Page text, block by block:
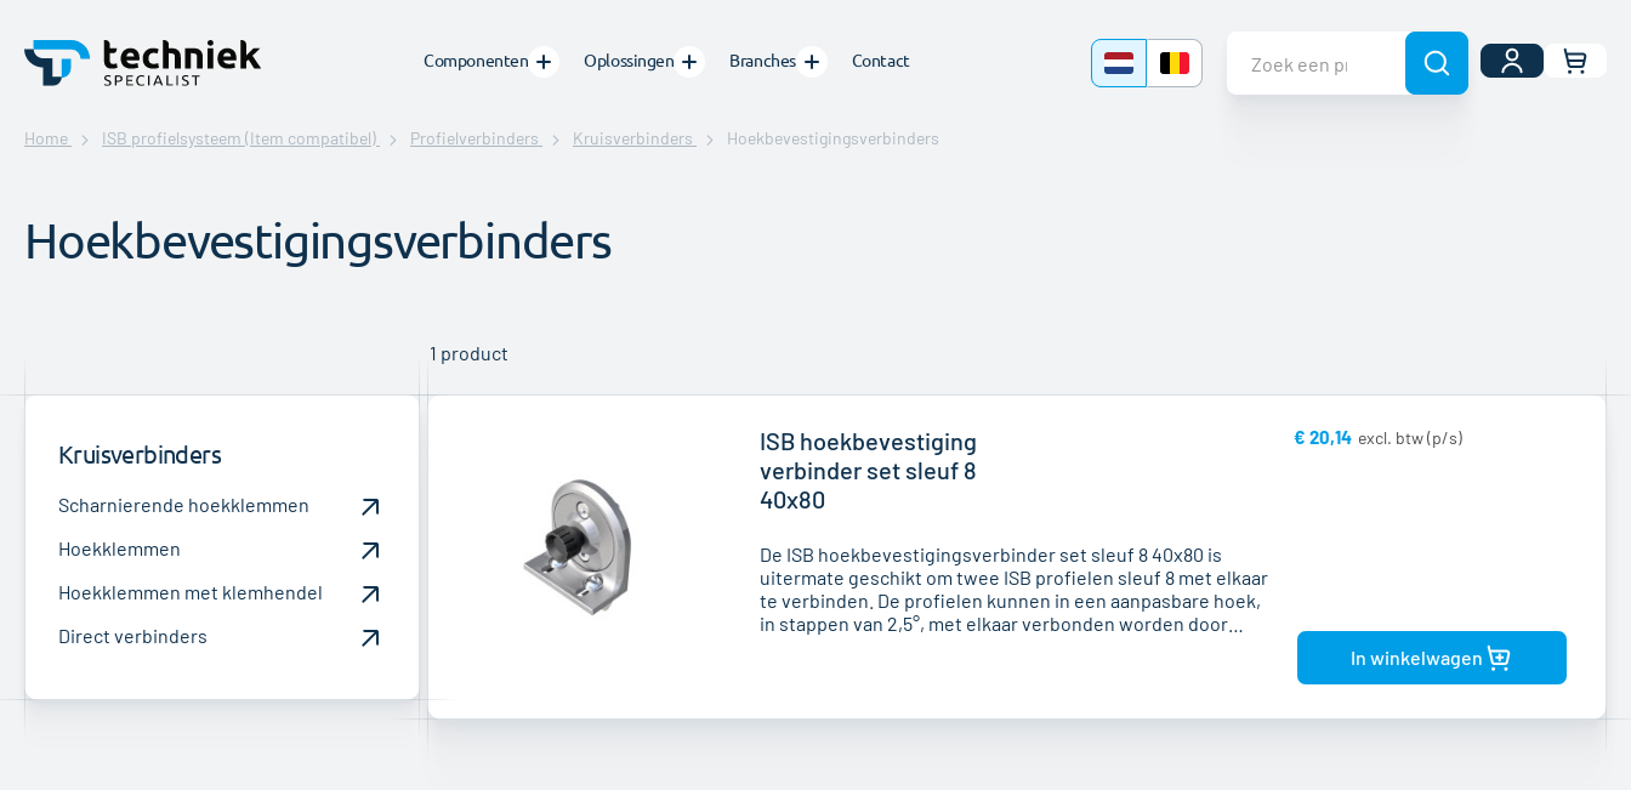
Componenten Oplossingen Branches Contact
Uw
Home ISB profielsysteem (Item compatibel) Profielverbinders Kruisverbinders Hoekbevestigingsverbinders
Hoekbevestigingsverbinders
1 product
ISB hoekbevestiging
verbinder set sleuf 8
40x80
De ISB hoekbevestigingsverbinder set sleuf 8 40x80 is
uitermate geschikt om twee ISB profielen sleuf 8 met elkaar
te verbinden. De profielen kunnen in een aanpasbare hoek,
in stappen van 2,5°, met elkaar verbonden worden door
en vier M8 t-sleuf moeren.
€ 20,14
In winkelwagen
Kruisverbinders
Scharnierende hoekklemmen
Hoekklemmen
Hoekklemmen met klemhendel
Direct verbinders